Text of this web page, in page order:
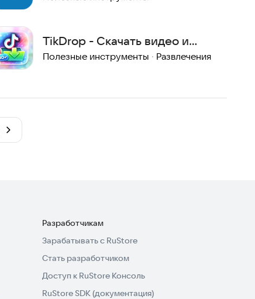
TikDrop - Скачать видео и
музыку из TikTok
Полезные инструменты · Развлечения
Разработчикам
Зарабатывать с RuStore
Стать разработчиком
Доступ к RuStore Консоль
RuStore SDK (документация)